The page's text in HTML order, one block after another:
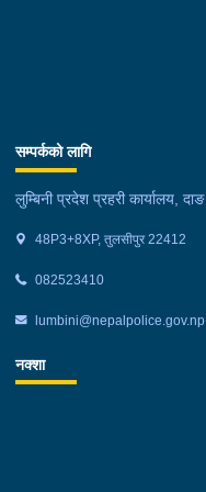
सम्पर्कको लागि
लुम्बिनी प्रदेश प्रहरी कार्यालय, दाङ
48P3+8XP, तुलसीपुर 22412
082523410
lumbini@nepalpolice.gov.np
नक्शा